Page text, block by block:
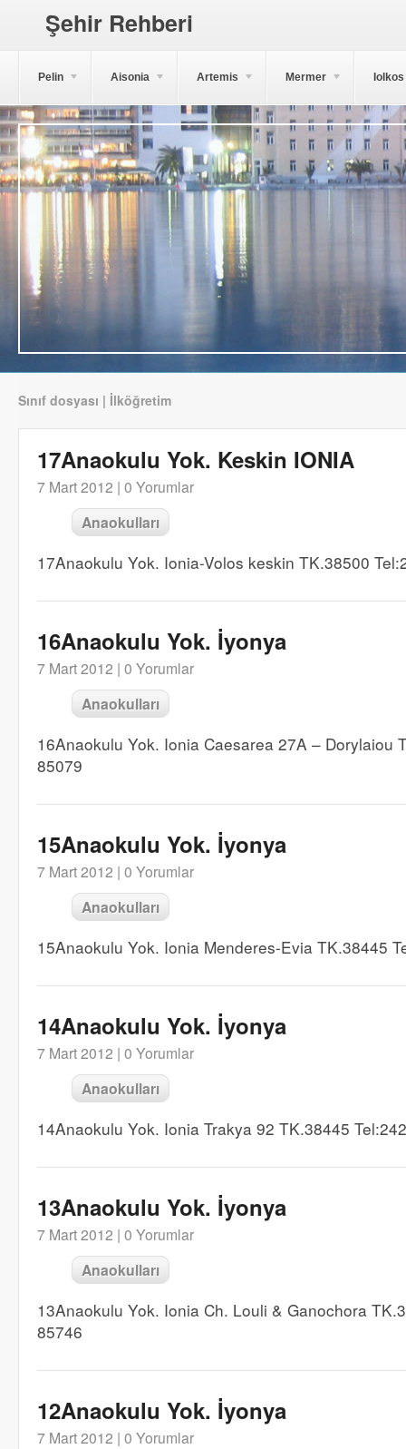
Şehir Rehberi
Pelin Aisonia Artemis Mermer Iolkos
Sınıf dosyası | İlköğretim
17Anaokulu Yok. Keskin IONIA
7 Mart 2012 | 0 Yorumlar
Anaokulları
17Anaokulu Yok. Ionia-Volos keskin TK.38500
16Anaokulu Yok. İyonya
7 Mart 2012 | 0 Yorumlar
Anaokulları
16Anaokulu Yok. Ionia Caesarea 27A – Dorylaiou
85079
15Anaokulu Yok. İyonya
7 Mart 2012 | 0 Yorumlar
Anaokulları
15Anaokulu Yok. Ionia Menderes-Evia TK.38445
14Anaokulu Yok. İyonya
7 Mart 2012 | 0 Yorumlar
Anaokulları
14Anaokulu Yok. Ionia Trakya 92 TK.38445
13Anaokulu Yok. İyonya
7 Mart 2012 | 0 Yorumlar
Anaokulları
13Anaokulu Yok. Ionia Ch. Louli & Ganochora
85746
12Anaokulu Yok. İyonya
7 Mart 2012 | 0 Yorumlar